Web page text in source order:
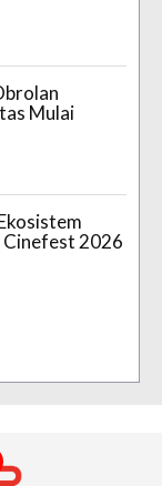
Mulai
2026